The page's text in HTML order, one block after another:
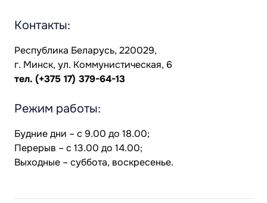
Контакты:
Республика Беларусь, 220029,
г. Минск, ул. Коммунистическая, 6
тел. (+375 17) 379-64-13
Режим работы:
Будние дни – с 9.00 до 18.00;
Перерыв – с 13.00 до 14.00;
Выходные – суббота, воскресенье.